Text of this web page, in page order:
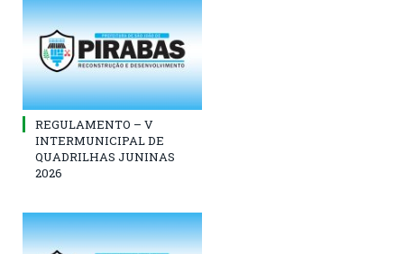
REGULAMENTO – V
INTERMUNICIPAL DE
QUADRILHAS JUNINAS
2026